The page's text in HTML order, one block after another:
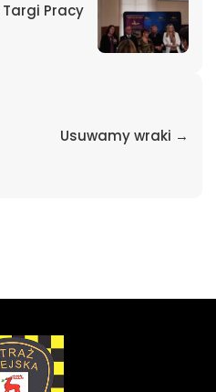
Pracy
Usuwamy wraki →